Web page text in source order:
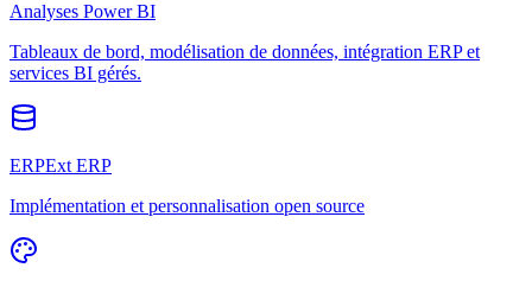
Analyses Power BI
Tableaux de bord, modélisation de données, intégration ERP et
services BI gérés.
ERPExt ERP
Implémentation et personnalisation open source